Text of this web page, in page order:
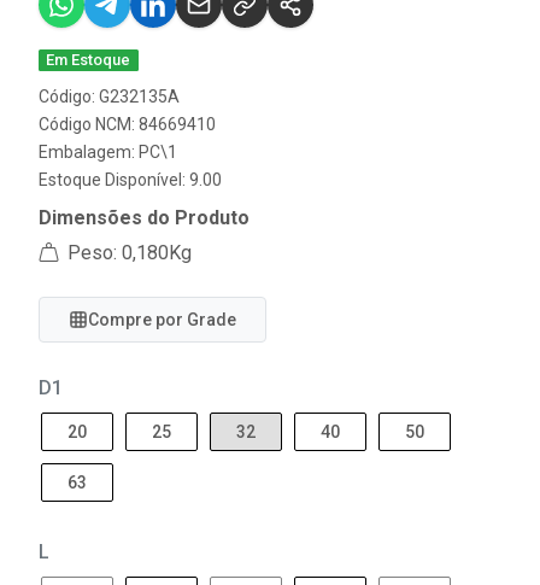
Em Estoque
Código: G232135A
Código NCM: 84669410
Embalagem: PC\1
Estoque Disponível: 9.00
Dimensões do Produto
Peso: 0,180Kg
Compre por Grade
D1
20 25 32 40 50
63
L